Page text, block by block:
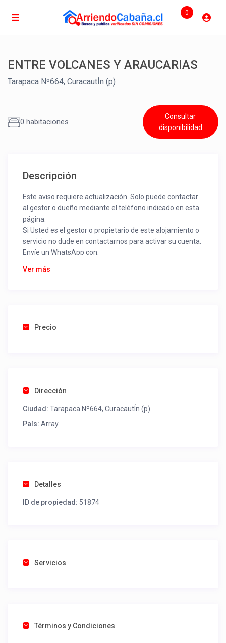
0
ENTRE VOLCANES Y ARAUCARIAS
Tarapaca Nº664, CuracautÍn (p)
0 habitaciones
Consultar
disponibilidad
Descripción
Este aviso requiere actualización. Solo puede contactar
al gestor o dueño mediante el teléfono indicado en esta
página.
Si Usted es el gestor o propietario de este alojamiento o
servicio no dude en contactarnos para activar su cuenta.
Envíe un WhatsApp con:
Nombre alojamiento o servicio
Una foto de cuenta de luz o agua o gas que acredite
como un profesional sin COMISIONES ni ESTAFAS.
Tel contacto propiedad:(56) 978329281
Ver más
Precio
Dirección
Ciudad: Tarapaca Nº664, CuracautÍn (p)
País: Array
Detalles
ID de propiedad: 51874
Servicios
Términos y Condiciones